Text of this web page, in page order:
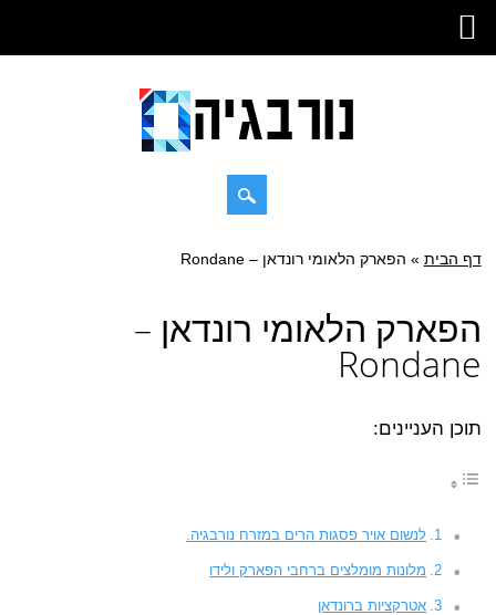
Main menu
Skip
דף הבית » הפארק הלאומי רונדאן – Rondane
הפארק הלאומי רונדאן –
Rondane
תוכן העניינים:
לנשום אויר פסגות הרים במזרח נורבגיה.
מלונות מומלצים ברחבי הפארק ולידו
אטרקציות ברונדאן